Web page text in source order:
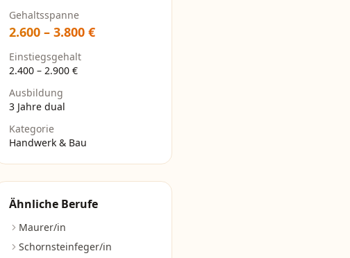
Gehaltsspanne
2.600 – 3.800 €
Einstiegsgehalt
2.400 – 2.900 €
Ausbildung
3 Jahre dual
Kategorie
Handwerk & Bau
Ähnliche Berufe
Maurer/in
Schornsteinfeger/in